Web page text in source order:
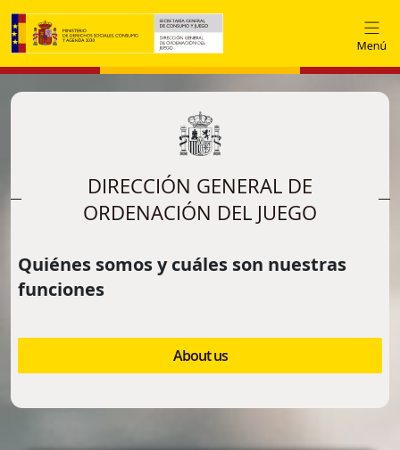
Skip to main content
DIRECCIÓN GENERAL DE
ORDENACIÓN DEL JUEGO
Quiénes somos y cuáles son nuestras
funciones
About us